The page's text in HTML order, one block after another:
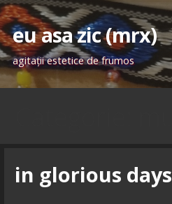
Skip
to
content
eu asa zic (mrx)
agitaţii estetice de frumos
in glorious days